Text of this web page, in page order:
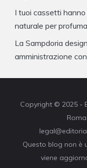
I tuoi cassetti
naturale per
La Sampdoria
amministrazione
Copyright © 2025 -
Questo blog non è
viene